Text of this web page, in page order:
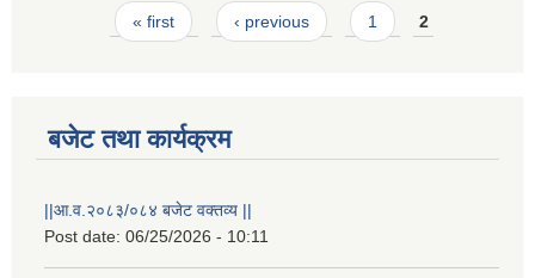
Pages« first ‹ previous 1 2
बजेट तथा कार्यक्रम
||आ.व.२०८३/०८४ बजेट वक्तव्य ||
Post date: 06/25/2026 - 10:11